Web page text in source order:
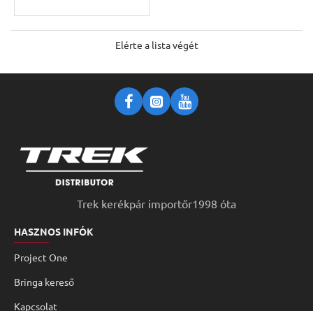
Elérte a lista végét
Trek kerékpár importőr1998 óta
HASZNOS INFÓK
Project One
Bringa kereső
Kapcsolat